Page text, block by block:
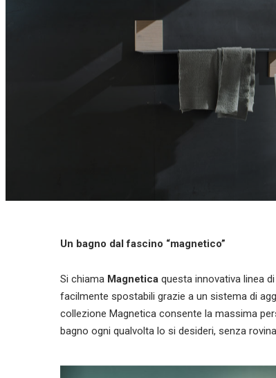
Un bagno dal fascino “magnetico”
Si chiama Magnetica questa innovativa linea
facilmente spostabili grazie a un sistema di
collezione Magnetica consente la massima
bagno ogni qualvolta lo si desideri, senza